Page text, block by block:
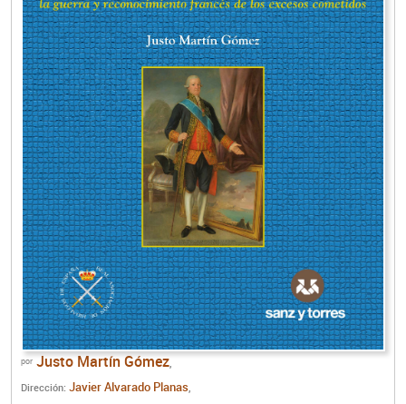
por Justo Martín Gómez,
Dirección: Javier Alvarado Planas,